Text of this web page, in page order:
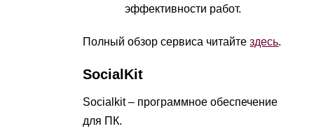
эффективности работ.
Полный обзор сервиса читайтездесь.
SocialKit
Socialkit – программное обеспечение
для ПК.